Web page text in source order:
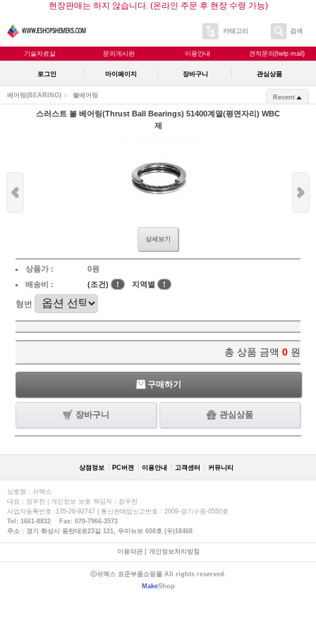
현장판매는 하지 않습니다. (온라인 주문 후 현장 수령 가능)
카테고리 검색
기술자료실 문의게시판 이용안내 견적문의(help mail)
로그인 마이페이지 장바구니 관심상품
베어링(BEARING) 볼베어링 Recent
스러스트 볼 베어링(Thrust Ball Bearings) 51400계열(평면자리) WBC
제
상세보기
상품가 :
0원
배송비 :
(조건) ! 지역별 !
형번
총 상품 금액 0 원
구매하기
장바구니 관심상품
상점정보 PC버젼 이용안내 고객센터 커뮤니티
상호명 : 쉬멕스
대표 : 장우천 | 개인정보 보호 책임자 : 장우천
사업자등록번호 :135-26-92747 | 통신판매업신고번호 : 2009-경기수원-0550호
Tel: 1661-8832 Fax: 070-7966-3573
주소 : 경기 화성시 동탄대로23길 121, 우미뉴브 608호 (우)18468
이용약관| 개인정보처리방침
ⓒ쉬멕스 표준부품쇼핑몰 All rights reserved.
MakeShop